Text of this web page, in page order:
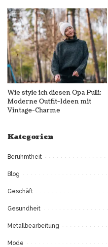
Wie style ich diesen Opa Pulli:
Moderne Outfit-Ideen mit
Vintage-Charme
Kategorien
Berühmtheit
Blog
Geschäft
Gesundheit
Metallbearbeitung
Mode